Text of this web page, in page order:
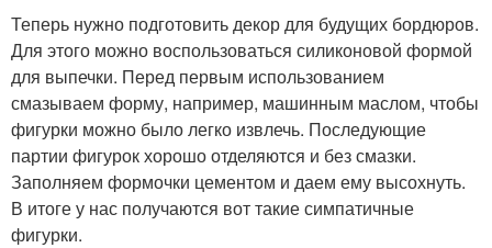
Теперь нужно подготовить декор для будущих бордюров.
Для этого можно воспользоваться силиконовой формой
для выпечки. Перед первым использованием
смазываем форму, например, машинным маслом, чтобы
фигурки можно было легко извлечь. Последующие
партии фигурок хорошо отделяются и без смазки.
Заполняем формочки цементом и даем ему высохнуть.
В итоге у нас получаются вот такие симпатичные
фигурки.